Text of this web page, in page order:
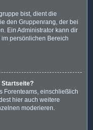
bist, dient die
den Gruppenrang, der bei
Ein Administrator kann dir
persönlichen Bereich
Startseite?
Forenteams, einschließlich
hier auch weitere
moderieren.